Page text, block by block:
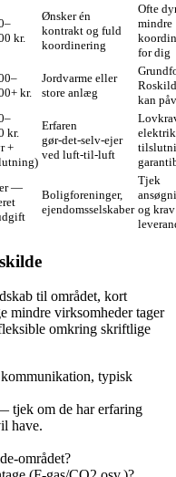
kr.
Ønsker én
kontrakt og fuld
koordinering
Ofte
mindre
for dig
kr.
Jordvarme eller
store anlæg
kan
kr.
+
Erfaren
gør‑det‑selv‑ejer
ved luft‑til‑luft
—
Boligforeninger,
ejendomsselskaber
Tjek
og
til området, kort
mindre virksomheder tager
omkring skriftlige
typisk
tjek om de har erfaring
have.